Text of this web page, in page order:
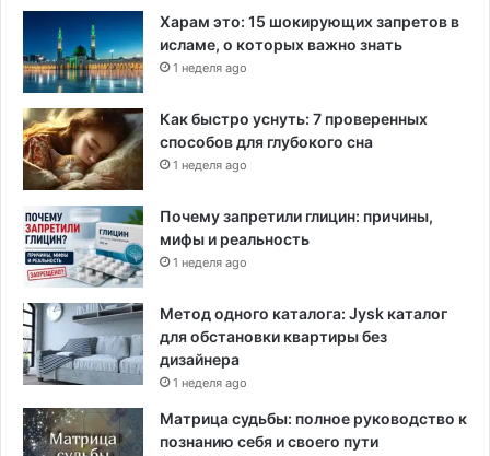
к
Харам это: 15 шокирующих запретов в
исламе, о которых важно знать
1 неделя ago
Как быстро уснуть: 7 проверенных
способов для глубокого сна
1 неделя ago
Почему запретили глицин: причины,
мифы и реальность
1 неделя ago
Метод одного каталога: Jysk каталог
для обстановки квартиры без
дизайнера
1 неделя ago
Матрица судьбы: полное руководство к
познанию себя и своего пути